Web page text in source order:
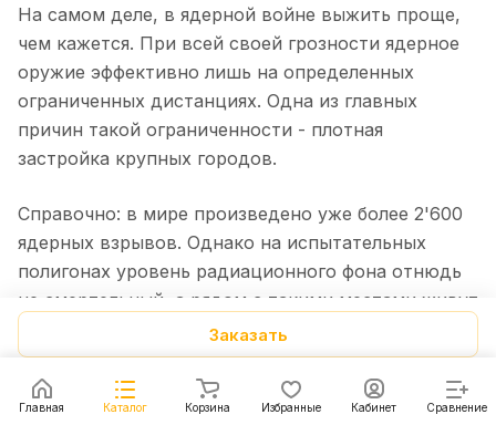
Заказать
На самом деле, в ядерной войне выжить проще,
чем кажется. При всей своей грозности ядерное
оружие эффективно лишь на определенных
ограниченных дистанциях. Одна из главных
причин такой ограниченности - плотная
застройка крупных городов.
Справочно: в мире произведено уже более 2'600
ядерных взрывов. Однако на испытательных
полигонах уровень радиационного фона отнюдь
не смертельный, а рядом с такими местами живут
люди и не болеют лучевой болезнью. Города
Хиросима и Нагасаки восстановлены после
практически полного уничтожения: уровни
радиации сегодня там близки к норме.
Главная Каталог Корзина Избранные Кабинет Сравнение